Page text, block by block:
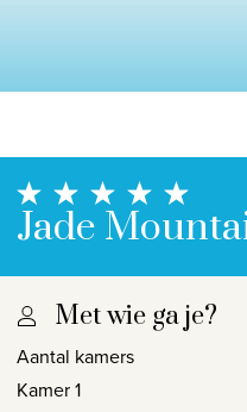
©2026, Travelworld
Jade
Met wie ga je?
Aantal kamers
Kamer 1